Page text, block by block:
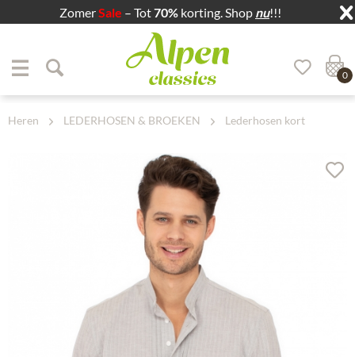
ZomerSale – Tot70% korting. Shop nu!!!
Zum Hauptbereich springen
0
Heren LEDERHOSEN & BROEKEN Lederhosen kort